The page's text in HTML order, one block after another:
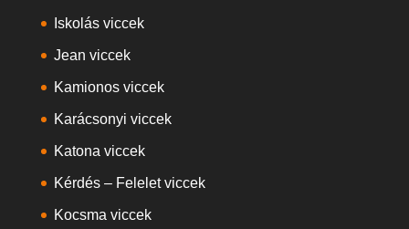
Iskolás viccek
Jean viccek
Kamionos viccek
Karácsonyi viccek
Katona viccek
Kérdés – Felelet viccek
Kocsma viccek